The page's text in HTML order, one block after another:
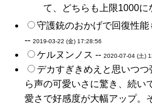
て、どちらも上限1000に
守護銃のおかげで回復性
-- 2019-03-22 (金) 17:28:56
ケルヌンノス -- 2020-07-04 (土)
デカすぎきめえと思いつ
ら声の可愛いさに驚き、続い
愛さで好感度が大幅アップ。